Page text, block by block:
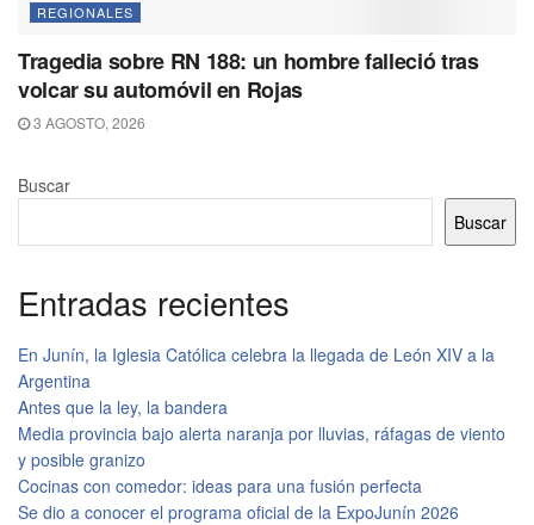
REGIONALES
Tragedia sobre RN 188: un hombre falleció tras
volcar su automóvil en Rojas
3 AGOSTO, 2026
Buscar
Buscar
Entradas recientes
En Junín, la Iglesia Católica celebra la llegada de León XIV a la
Argentina
Antes que la ley, la bandera
Media provincia bajo alerta naranja por lluvias, ráfagas de viento
y posible granizo
Cocinas con comedor: ideas para una fusión perfecta
Se dio a conocer el programa oficial de la ExpoJunín 2026